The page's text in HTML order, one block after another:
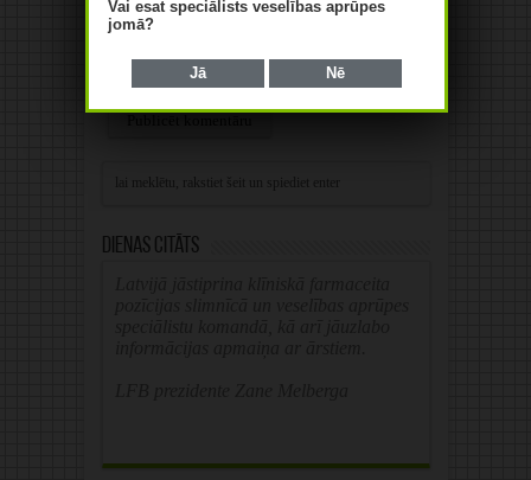
Save my name, email, and website in this
browser for the next time I comment.
Dienas citāts
Vai esat speciālists veselības aprūpes
jomā?
Jā Nē